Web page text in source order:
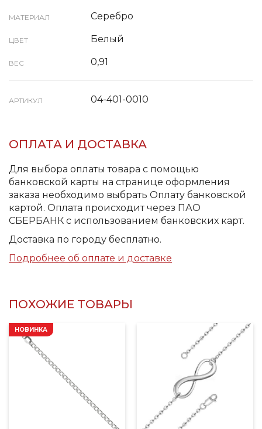
МАТЕРИАЛ Серебро
ЦВЕТ Белый
ВЕС 0,91
АРТИКУЛ 04-401-0010
ОПЛАТА И ДОСТАВКА
Для выбора оплаты товара с помощью
банковской карты на странице оформления
заказа необходимо выбрать Оплату банковской
картой. Оплата происходит через ПАО
СБЕРБАНК с использованием банковских карт.
Доставка по городу бесплатно.
Подробнее об оплате и доставке
ПОХОЖИЕ ТОВАРЫ
НОВИНКА